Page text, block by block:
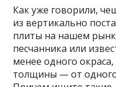
Как уже говорили,
из вертикально
плиты на нашем
песчанника или
менее одного
толщины — от